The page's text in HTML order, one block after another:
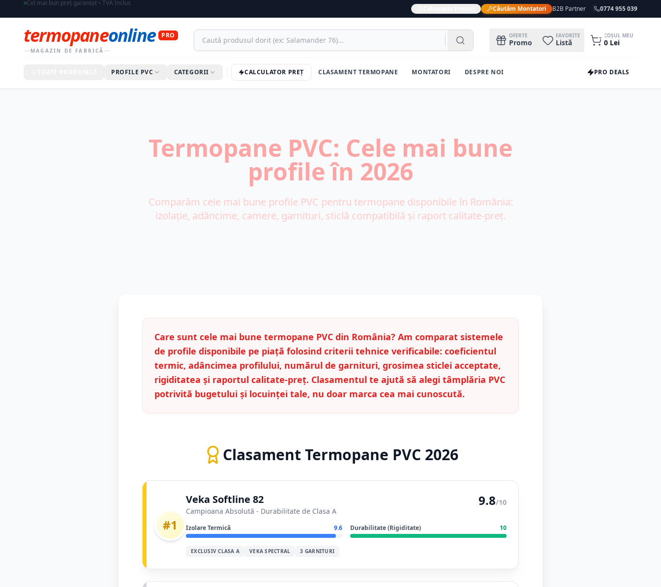
Toate prețurile afișate includ TVA Căutăm Montatori B2B Partner 0774 955 039
termopaneonline PRO
MAGAZIN DE FABRICĂ
OFERTE
Promo
FAVORITE
Listă
COȘUL MEU
0 Lei
PROFILE PVC CATEGORII CALCULATOR PREȚ CLASAMENT TERMOPANE MONTATORI DESPRE NOI PRO DEALS
Termopane PVC: Cele mai bune
profile în 2026
Comparăm cele mai bune profile PVC pentru termopane disponibile în România:
izolație, adâncime, camere, garnituri, sticlă compatibilă și raport calitate-preț.
Care sunt cele mai bune termopane PVC din România? Am comparat sistemele
de profile disponibile pe piață folosind criterii tehnice verificabile: coeficientul
termic, adâncimea profilului, numărul de garnituri, grosimea sticlei acceptate,
rigiditatea și raportul calitate-preț. Clasamentul te ajută să alegi tâmplăria PVC
potrivită bugetului și locuinței tale, nu doar marca cea mai cunoscută.
Clasament Termopane PVC 2026
#1
Veka Softline 82
Campioana Absolută - Durabilitate de Clasa A
9.8/10
Izolare Termică 9.6 Durabilitate (Rigiditate) 10
EXCLUSIV CLASA A VEKA SPECTRAL 3 GARNITURI